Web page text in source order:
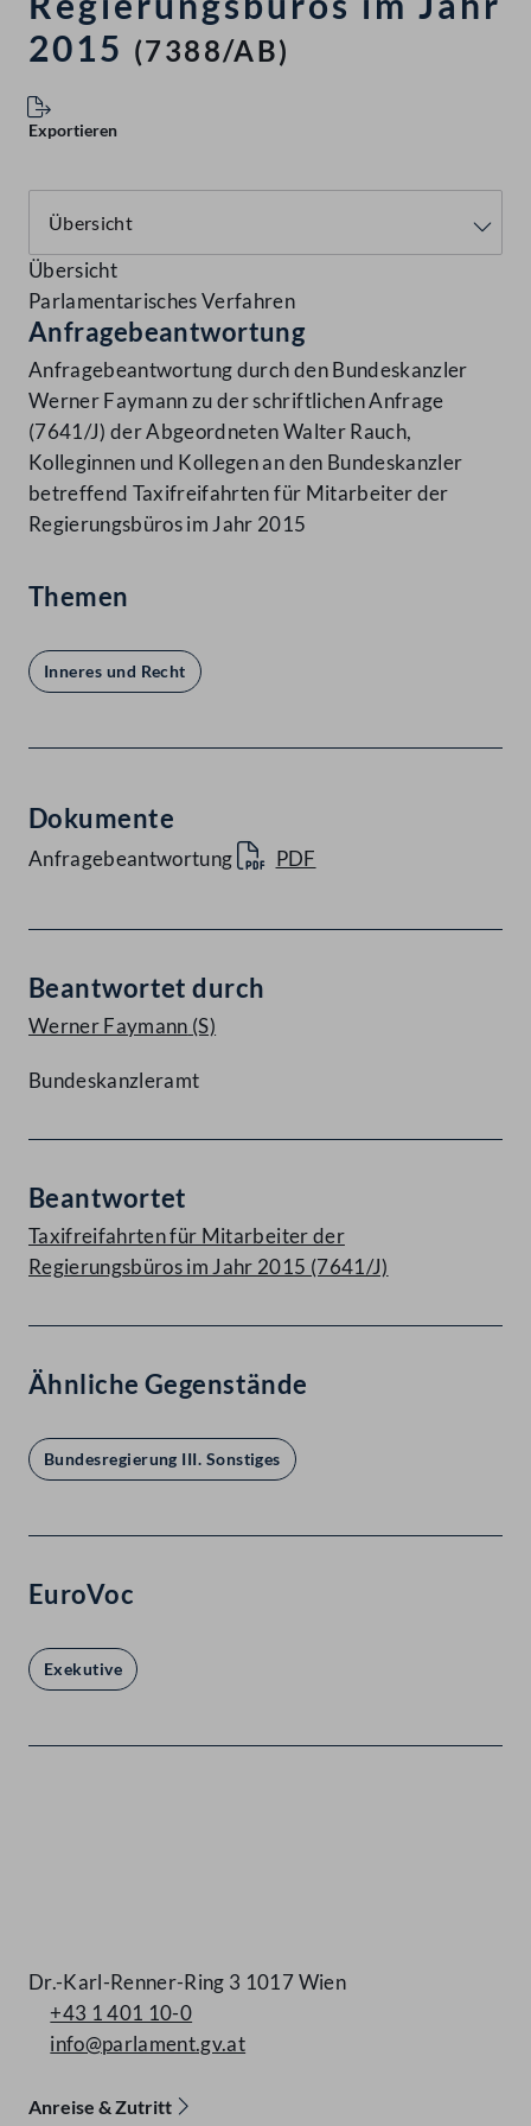
2015 (7388/AB)
Exportieren
Übersicht
Parlamentarisches Verfahren
Anfragebeantwortung
Anfragebeantwortung durch den Bundeskanzler
Werner Faymann zu der schriftlichen Anfrage
(7641/J) der Abgeordneten Walter Rauch,
Kolleginnen und Kollegen an den Bundeskanzler
betreffend Taxifreifahrten für Mitarbeiter der
Regierungsbüros im Jahr 2015
Themen
Inneres und Recht
Dokumente
Anfragebeantwortung PDF
Beantwortet durch
Werner Faymann (S)
Bundeskanzleramt
Beantwortet
Taxifreifahrten für Mitarbeiter der
Regierungsbüros im Jahr 2015 (7641/J)
Ähnliche Gegenstände
Bundesregierung III. Sonstiges
EuroVoc
Exekutive
Dr.-Karl-Renner-Ring 3 1017 Wien
+43 1 401 10-0
info@parlament.gv.at
Anreise & Zutritt